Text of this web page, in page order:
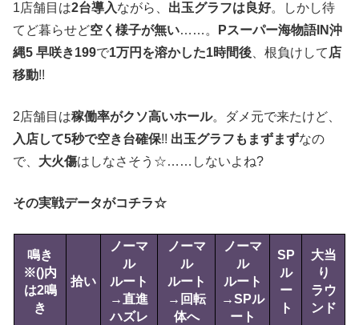
1店舗目は2台導入ながら、 出玉グラフは良好。しかし待
てど暮らせど空く様子が無い……。
Pスーパー海物語IN沖
縄5 早咲き199で1万円を溶かした1時間後 、根負けして 店
移動!!
2店舗目は稼働率がクソ高いホール。ダメ元で来たけど、
入店して5秒で空き台確保!! 出玉グラフもまずまずなの
で、 大火傷はしなさそう☆……しないよね?
その実戦データがコチラ☆
鳴き
※()内
は2鳴
き
拾い
ノーマ
ル
ルート
→直進
ハズレ
ノーマ
ル
ルート
→回転
体へ
ノーマ
ル
ルート
→SPル
ート
SP
ル
ー
ト
大当
り
ラウ
ンド